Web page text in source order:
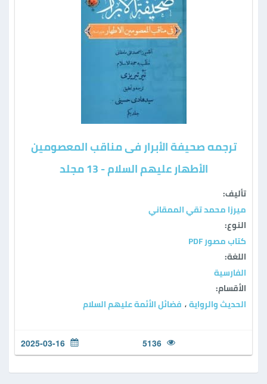
ترجمه صحيفة الأبرار فى مناقب المعصومين
الأطهار عليهم السلام - 13 مجلد
تأليف:
ميرزا محمد تقي الممقاني
النوع:
كتاب مصور PDF
اللغة:
الفارسية
الأقسام:
الحديث والرواية ، فضائل الأئمة عليهم السلام
5136
2025-03-16